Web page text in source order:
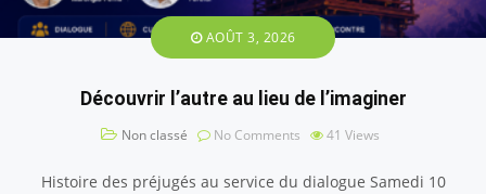
AOÛT 3, 2026
Découvrir l’autre au lieu de l’imaginer
Non classé No Comments 41 Views
Histoire des préjugés au service du dialogue Samedi 10